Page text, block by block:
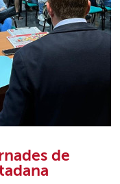
de